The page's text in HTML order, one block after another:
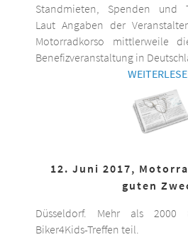
Standmieten, Spenden und
Laut Angaben der
Motorradkorso mittlerweile
Benefizveranstaltung in
12. Juni 2017,
guten
Düsseldorf. Mehr als 2000
Biker4Kids-Treffen teil.